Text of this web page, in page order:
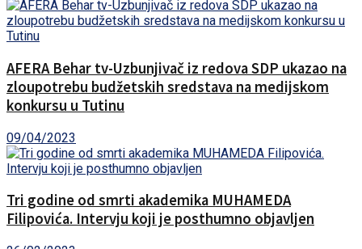
AFERA Behar tv-Uzbunjivač iz redova SDP ukazao na
zloupotrebu budžetskih sredstava na medijskom
konkursu u Tutinu
09/04/2023
Tri godine od smrti akademika MUHAMEDA
Filipovića. Intervju koji je posthumno objavljen